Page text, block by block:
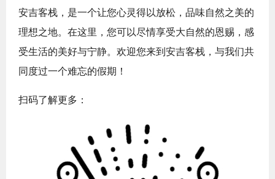
安吉客栈，是一个让您心灵得以放松，品味自然之美的
理想之地。在这里，您可以尽情享受大自然的恩赐，感
受生活的美好与宁静。欢迎您来到安吉客栈，与我们共
同度过一个难忘的假期！
扫码了解更多：